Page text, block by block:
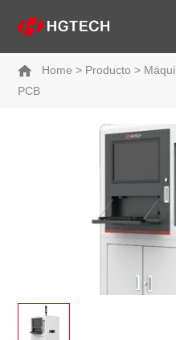
Home > Producto >
PCB